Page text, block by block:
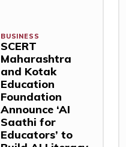
BUSINESS
SCERT
Maharashtra
and Kotak
Education
Foundation
Announce ‘AI
Saathi for
Educators’ to